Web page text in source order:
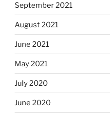
September 2021
August 2021
June 2021
May 2021
July 2020
June 2020